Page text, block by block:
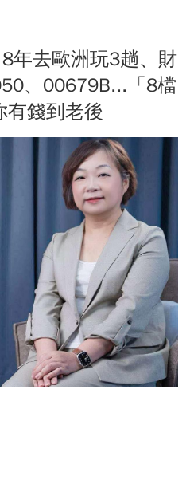
年去歐洲玩3趟、財
、00679B...「8檔
有錢到老後